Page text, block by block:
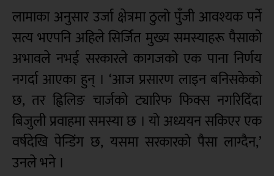
लामाका अनुसार उर्जा क्षेत्रमा ठुलो पुँजी आवश्यक पर्ने
सत्य भएपनि अहिले सिर्जित मुख्य समस्याहरू पैसाको
अभावले नभई सरकारले कागजको एक पाना निर्णय
नगर्दा आएका हुन् । ‘आज प्रसारण लाइन बनिसकेको
छ, तर ह्विलिङ चार्जको ट्यारिफ फिक्स नगरिदिँदा
बिजुली प्रवाहमा समस्या छ । यो अध्ययन सकिएर एक
वर्षदेखि पेन्डिंग छ, यसमा सरकारको पैसा लाग्दैन,’
उनले भने ।